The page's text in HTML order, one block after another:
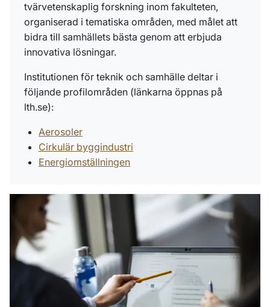
tvärvetenskaplig forskning inom fakulteten,
organiserad i tematiska områden, med målet att
bidra till samhällets bästa genom att erbjuda
innovativa lösningar.
Institutionen för teknik och samhälle deltar i
följande profilområden (länkarna öppnas på
lth.se):
Aerosoler
Cirkulär byggindustri
Energiomställningen